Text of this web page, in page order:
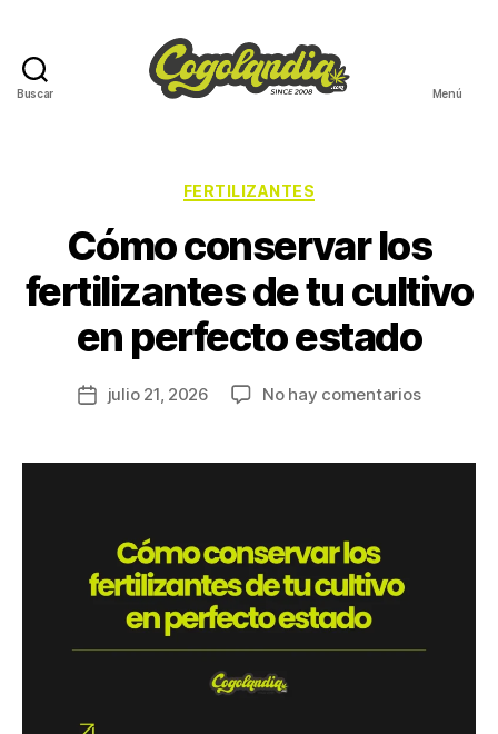
Buscar Menú
FERTILIZANTES
Cómo conservar los
fertilizantes de tu cultivo
en perfecto estado
julio 21, 2026 No hay comentarios